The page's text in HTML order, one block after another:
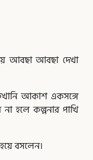
আবছা আবছা দেখা
আকাশ একসঙ্গে
হলে কল্পনার পাখি
বসলেন।